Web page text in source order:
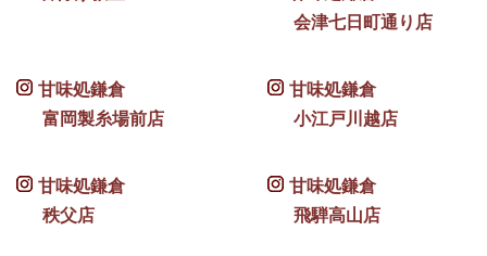
会津七日町通り店
甘味処鎌倉
富岡製糸場前店
甘味処鎌倉
小江戸川越店
甘味処鎌倉
秩父店
甘味処鎌倉
飛騨高山店